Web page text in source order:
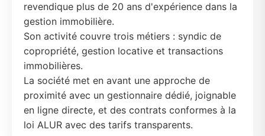
revendique plus de 20 ans d'expérience dans la
gestion immobilière.
Son activité couvre trois métiers : syndic de
copropriété, gestion locative et transactions
immobilières.
La société met en avant une approche de
proximité avec un gestionnaire dédié, joignable
en ligne directe, et des contrats conformes à la
loi ALUR avec des tarifs transparents.